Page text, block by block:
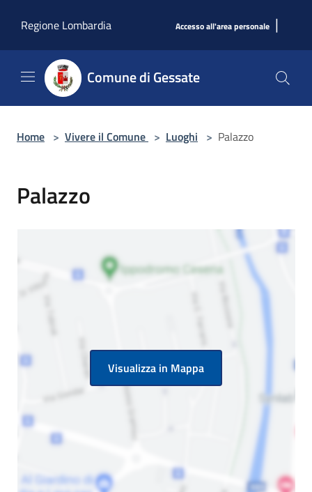
Regione Lombardia
Accesso all'area personale |
Comune di Gessate
Home > Vivere il Comune > Luoghi > Palazzo
Palazzo
Visualizza in Mappa